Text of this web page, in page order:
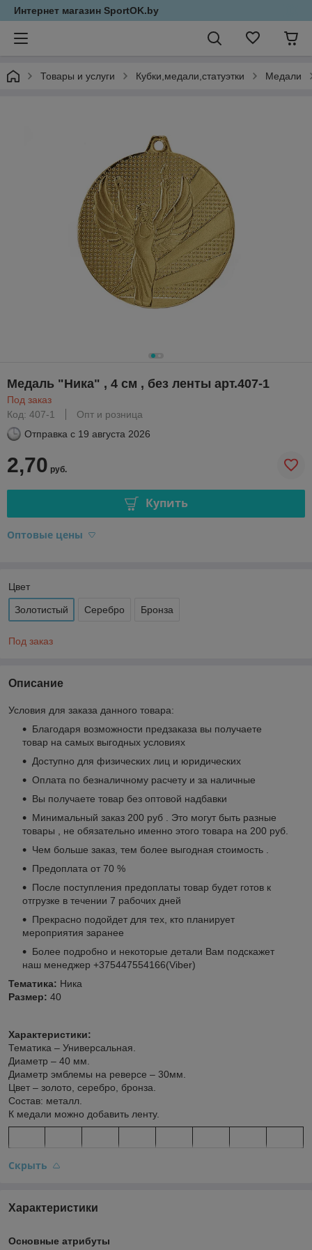
Интернет магазин SportOK.by
Товары и услуги Кубки,медали,статуэтки Медали
Медаль "Ника" , 4 см , без ленты арт.407-1
Под заказ
Код: 407-1
Опт и розница
Отправка с 19 августа 2026
2,70 руб.
Купить
Оптовые цены
Цвет
Золотистый Серебро Бронза
Под заказ
Описание
Условия для заказа данного товара:
Благодаря возможности предзаказа вы получаете
товар на самых выгодных условиях
Доступно для физических лиц и юридических
Оплата по безналичному расчету и за наличные
Вы получаете товар без оптовой надбавки
Минимальный заказ 200 руб . Это могут быть разные
товары , не обязательно именно этого товара на 200 руб.
Чем больше заказ, тем более выгодная стоимость .
Предоплата от 70 %
После поступления предоплаты товар будет готов к
отгрузке в течении 7 рабочих дней
Прекрасно подойдет для тех, кто планирует
мероприятия заранее
Более подробно и некоторые детали Вам подскажет
наш менеджер +375447554166(Viber)
Тематика: Ника
Размер: 40
Характеристики:
Тематика – Универсальная.
Диаметр – 40 мм.
Диаметр эмблемы на реверсе – 30мм.
Цвет – золото, серебро, бронза.
Состав: металл.
К медали можно добавить ленту.
Скрыть
Характеристики
Основные атрибуты